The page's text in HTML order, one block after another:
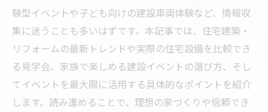
験型イベントや子ども向けの建設車両体験など、情報収
集に迷うことも多いはずです。本記事では、住宅建築・
リフォームの最新トレンドや実際の住宅設備を比較でき
る見学会、家族で楽しめる建設イベントの選び方、そし
てイベントを最大限に活用する具体的なポイントを紹介
します。読み進めることで、理想の家づくりや信頼でき